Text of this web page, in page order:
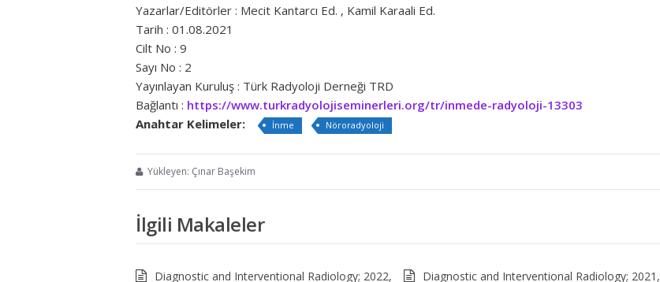
Yazarlar/Editörler : Mecit Kantarcı Ed. , Kamil Karaali Ed.
Tarih : 01.08.2021
Cilt No : 9
Sayı No : 2
Yayınlayan Kuruluş : Türk Radyoloji Derneği TRD
Bağlantı : https://www.turkradyolojiseminerleri.org/tr/inmede-radyoloji-13303
Anahtar Kelimeler:
İnme Nöroradyoloji
Yükleyen: Çınar Başekim
İlgili Makaleler
Diagnostic and Interventional Radiology; 2022, Diagnostic and Interventional Radiology; 2021,